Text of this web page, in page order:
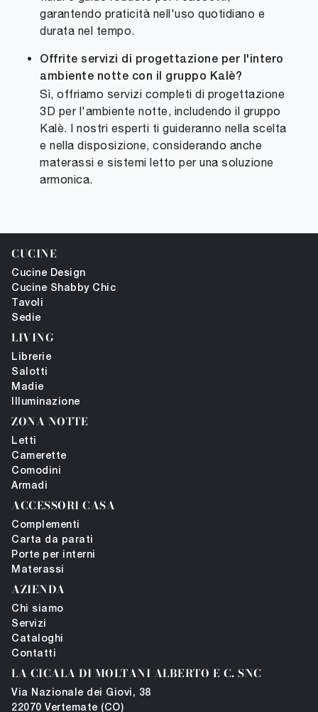
garantendo praticità nell'uso quotidiano e
durata nel tempo.
Offrite servizi di progettazione per l'intero
ambiente notte con il gruppo Kalè?
Sì, offriamo servizi completi di progettazione
3D per l'ambiente notte, includendo il gruppo
Kalè. I nostri esperti ti guideranno nella scelta
e nella disposizione, considerando anche
materassi e sistemi letto per una soluzione
armonica.
CUCINE
Cucine Design
Cucine Shabby Chic
Tavoli
Sedie
LIVING
Librerie
Salotti
Madie
Illuminazione
ZONA NOTTE
Letti
Camerette
Comodini
Armadi
ACCESSORI CASA
Complementi
Carta da parati
Porte per interni
Materassi
AZIENDA
Chi siamo
Servizi
Cataloghi
Contatti
LA CICALA DI MOLTANI ALBERTO E C. SNC
Via Nazionale dei Giovi, 38
22070 Vertemate (CO)